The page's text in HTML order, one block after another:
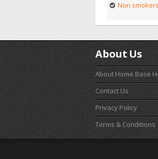
Non
About Us
About Home Base
Contact Us
Privacy Policy
Terms & Conditions